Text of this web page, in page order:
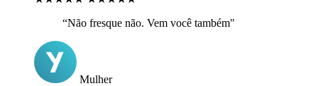
“Não fresque não. Vem você também"
Mulher